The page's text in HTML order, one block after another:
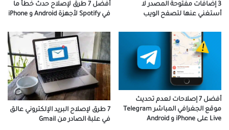
3 إضافات مفتوحة المصدر لا
أستغني عنها لتصفح الويب
أفضل 7 طرق لإصلاح حدث خطأ ما
في Spotify لأجهزة Android و iPhone
أفضل 7 إصلاحات لعدم تحديث
موقع الجغرافي المباشر Telegram
Live على iPhone و Android
7 طرق لإصلاح البريد الإلكتروني عالق
في علبة الصادر من Gmail